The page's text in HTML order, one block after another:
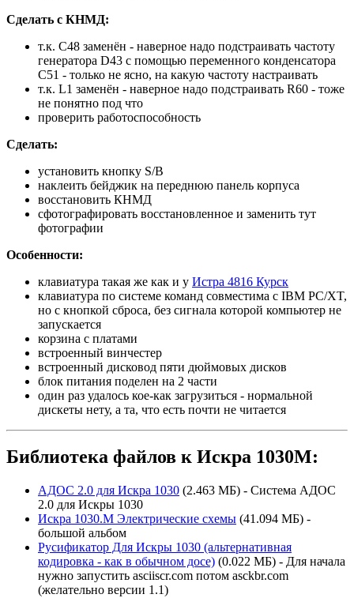
Сделать с КНМД:
т.к. C48 заменён - наверное надо подстраивать частоту
генератора D43 с помощью переменного конденсатора
C51 - только не ясно, на какую частоту настраивать
т.к. L1 заменён - наверное надо подстраивать R60 - тоже
не понятно под что
проверить работоспособность
Сделать:
установить кнопку S/B
наклеить бейджик на переднюю панель корпуса
восстановить КНМД
сфотографировать восстановленное и заменить тут
фотографии
Особенности:
клавиатура такая же как и у Истра 4816 Курск
клавиатура по системе команд совместима с IBM PC/XT,
но с кнопкой сброса, без сигнала которой компьютер не
запускается
корзина с платами
встроенный винчестер
встроенный дисковод пяти дюймовых дисков
блок питания поделен на 2 части
один раз удалось кое-как загрузиться - нормальной
дискеты нету, а та, что есть почти не читается
Библиотека файлов к Искра 1030М:
АДОС 2.0 для Искра 1030 (2.463 МБ) - Система АДОС
2.0 для Искры 1030
Искра 1030.М Электрические схемы (41.094 МБ) -
большой альбом
Русификатор Для Искры 1030 (альтернативная
кодировка - как в обычном досе) (0.022 МБ) - Для начала
нужно запустить asciiscr.com потом asckbr.com
(желательно версии 1.1)